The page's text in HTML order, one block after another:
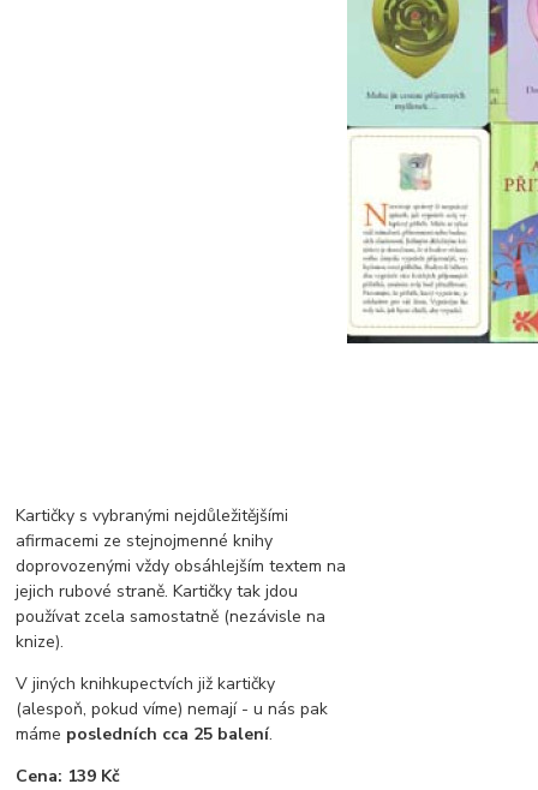
Kartičky s vybranými nejdůležitějšími
afirmacemi ze stejnojmenné knihy
doprovozenými vždy obsáhlejším textem na
jejich rubové straně. Kartičky tak jdou
používat zcela samostatně (nezávisle na
knize).
V jiných knihkupectvích již kartičky
(alespoň, pokud víme) nemají - u nás pak
máme posledních cca 25 balení.
Cena: 139 Kč